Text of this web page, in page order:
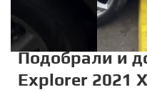
Подобрали и
Explorer 2021